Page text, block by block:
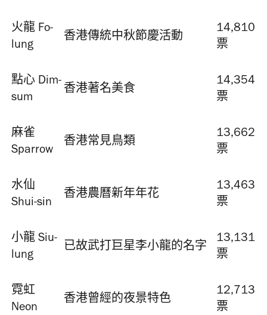
火龍 Fo-
lung
香港傳統中秋節慶活動
14,810
票
點心 Dim-
sum
香港著名美食
14,354
票
麻雀
Sparrow
香港常見鳥類
13,662
票
水仙
Shui-sin
香港農曆新年年花
13,463
票
小龍 Siu-
lung
已故武打巨星李小龍的名字
13,131
票
霓虹
Neon
香港曾經的夜景特色
12,713
票